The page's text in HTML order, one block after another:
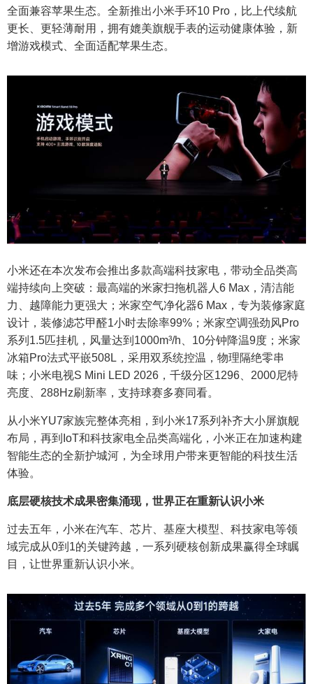
全面兼容苹果生态。全新推出小米手环10 Pro，比上代续航
更长、更轻薄耐用，拥有媲美旗舰手表的运动健康体验，新
增游戏模式、全面适配苹果生态。
小米还在本次发布会推出多款高端科技家电，带动全品类高
端持续向上突破：最高端的米家扫拖机器人6 Max，清洁能
力、越障能力更强大；米家空气净化器6 Max，专为装修家庭
设计，装修滤芯甲醛1小时去除率99%；米家空调强劲风Pro
系列1.5匹挂机，风量达到1000m³/h、10分钟降温9度；米家
冰箱Pro法式平嵌508L，采用双系统控温，物理隔绝零串
味；小米电视S Mini LED 2026，千级分区1296、2000尼特
亮度、288Hz刷新率，支持球赛多赛同看。
从小米YU7家族完整体亮相，到小米17系列补齐大小屏旗舰
布局，再到IoT和科技家电全品类高端化，小米正在加速构建
智能生态的全新护城河，为全球用户带来更智能的科技生活
体验。
底层硬核技术成果密集涌现，世界正在重新认识小米
过去五年，小米在汽车、芯片、基座大模型、科技家电等领
域完成从0到1的关键跨越，一系列硬核创新成果赢得全球瞩
目，让世界重新认识小米。